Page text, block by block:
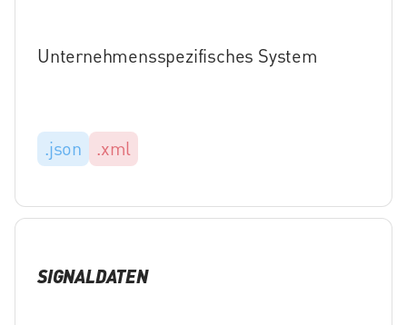
Unternehmensspezifisches System
.json .xml
SIGNALDATEN